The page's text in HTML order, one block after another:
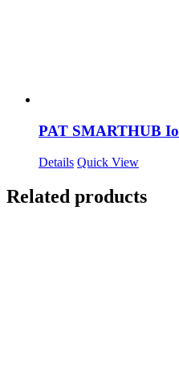
PAT SMARTHUB
Details Quick View
Related products